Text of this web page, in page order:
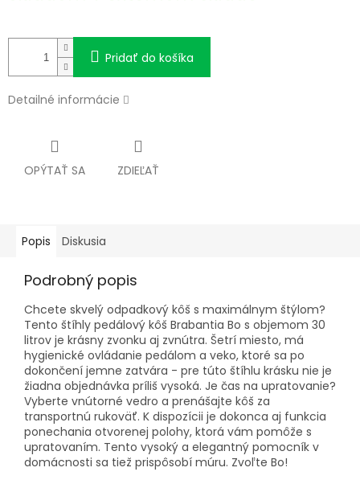
Pridať do košíka
Detailné informácie
OPÝTAŤ SA ZDIEĽAŤ
Popis Diskusia
Podrobný popis
Chcete skvelý odpadkový kôš s maximálnym štýlom?
Tento štíhly pedálový kôš Brabantia Bo s objemom 30
litrov je krásny zvonku aj zvnútra. Šetrí miesto, má
hygienické ovládanie pedálom a veko, ktoré sa po
dokončení jemne zatvára - pre túto štíhlu krásku nie je
žiadna objednávka príliš vysoká. Je čas na upratovanie?
Vyberte vnútorné vedro a prenášajte kôš za
transportnú rukoväť. K dispozícii je dokonca aj funkcia
ponechania otvorenej polohy, ktorá vám pomôže s
upratovaním. Tento vysoký a elegantný pomocník v
domácnosti sa tiež prispôsobí múru. Zvoľte Bo!